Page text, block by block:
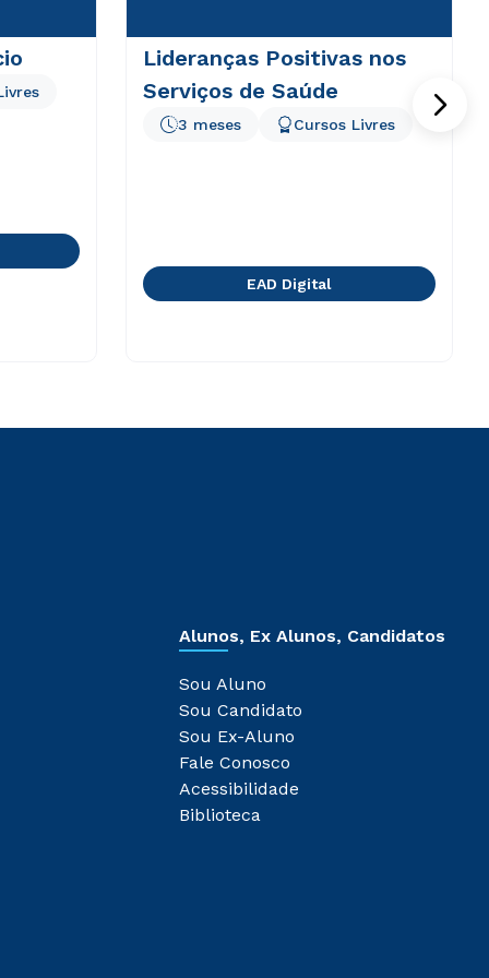
Lideranças Positivas nos
Serviços de Saúde
3 meses Cursos Livres
EAD Digital
Alunos, Ex Alunos, Candidatos
Sou Aluno
Sou Candidato
Sou Ex-Aluno
Fale Conosco
Acessibilidade
Biblioteca